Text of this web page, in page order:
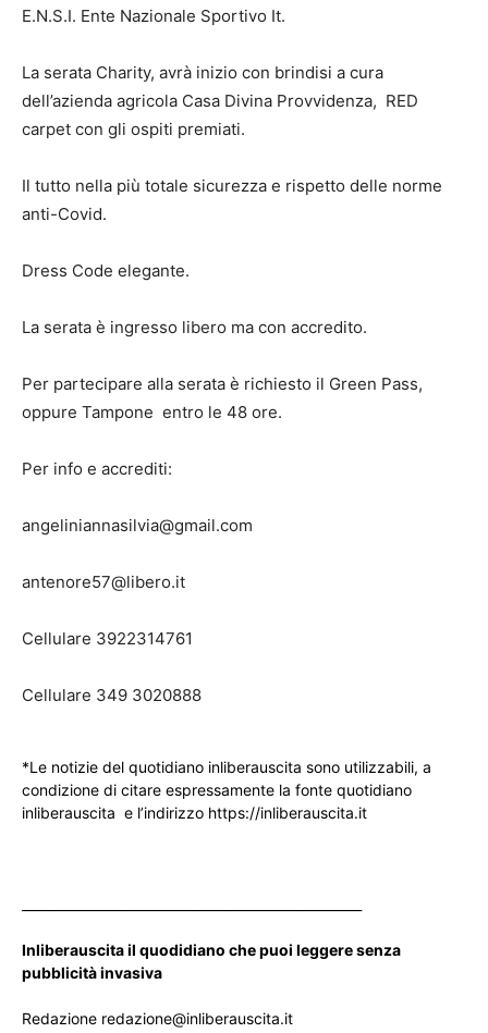
E.N.S.I. Ente Nazionale Sportivo It.
La serata Charity, avrà inizio con brindisi a cura
dell’azienda agricola Casa Divina Provvidenza, RED
carpet con gli ospiti premiati.
Il tutto nella più totale sicurezza e rispetto delle norme
anti-Covid.
Dress Code elegante.
La serata è ingresso libero ma con accredito.
Per partecipare alla serata è richiesto il Green Pass,
oppure Tampone entro le 48 ore.
Per info e accrediti:
angeliniannasilvia@gmail.com
antenore57@libero.it
Cellulare 3922314761
Cellulare 349 3020888
*Le notizie del quotidiano inliberauscita sono utilizzabili, a
condizione di citare espressamente la fonte quotidiano
inliberauscita e l’indirizzo https://inliberauscita.it
Inliberauscita il quodidiano che puoi leggere senza
pubblicità invasiva
Redazione redazione@inliberauscita.it